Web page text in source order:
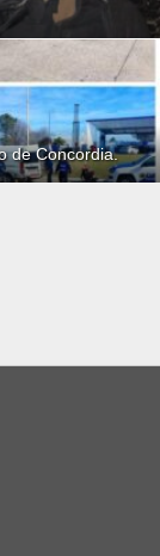
de Concordia.